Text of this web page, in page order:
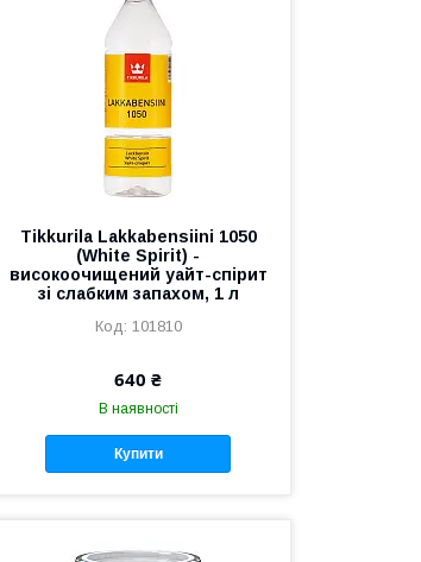
Tikkurila Lakkabensiini 1050
(White Spirit) -
високоочищений уайт-спірит
зі слабким запахом, 1 л
101810
640 ₴
В наявності
Купити